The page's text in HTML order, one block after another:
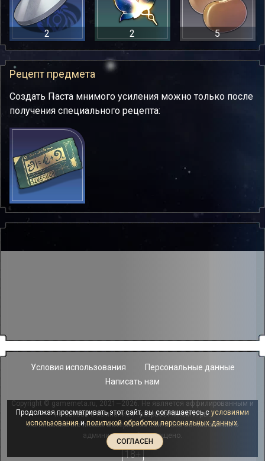
2 2 5
Рецепт предмета
Создать Паста мнимого усиления можно только после
получения специального рецепта:
Условия использования
Персональные данные
Написать нам
Copyright © gamemeta.ru, 2021—2026. Не является аффилированным и
не связан с компанией - разработчиком игры.
Использование любых материалов сайта без согласования с
администрацией запрещено.
18+
Продолжая просматривать этот сайт, вы соглашаетесь с условиями
использованияиполитикой обработки персональных данных.
СОГЛАСЕН